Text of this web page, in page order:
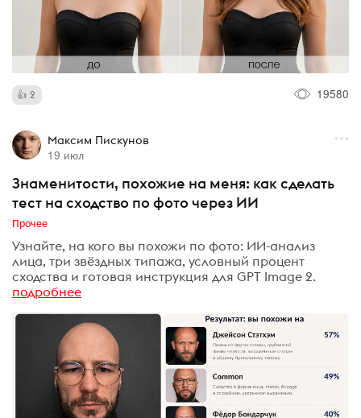
2 19580
Максим Пискунов
19 июл
Знаменитости, похожие на меня: как сделать
тест на сходство по фото через ИИ
Прочее
Узнайте, на кого вы похожи по фото: ИИ-анализ
лица, три звёздных типажа, условный процент
сходства и готовая инструкция для GPT Image 2.
подробнее